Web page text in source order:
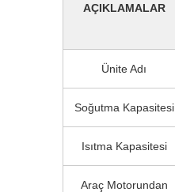
AÇIKLAMALAR
Ünite Adı
Soğutma Kapasitesi
Isıtma Kapasitesi
Araç Motorundan